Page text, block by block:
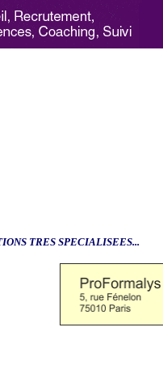
TRES SPECIALISEES...